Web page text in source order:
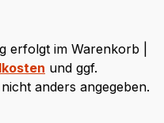
im Warenkorb |
und ggf.
anders angegeben.